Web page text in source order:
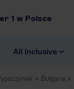
1 w Polsce
All Inclusive
Bułgaria